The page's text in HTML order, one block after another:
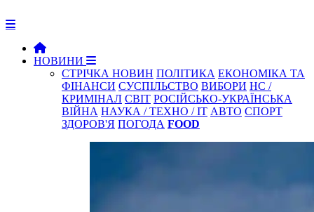
НОВИНИ
СТРІЧКА НОВИН ПОЛІТИКА ЕКОНОМІКА ТА
ФІНАНСИ СУСПІЛЬСТВО ВИБОРИ НС /
КРИМІНАЛ СВІТ РОСІЙСЬКО-УКРАЇНСЬКА
ВІЙНА НАУКА / ТЕХНО / IT АВТО СПОРТ
ЗДОРОВ'Я ПОГОДА FOOD